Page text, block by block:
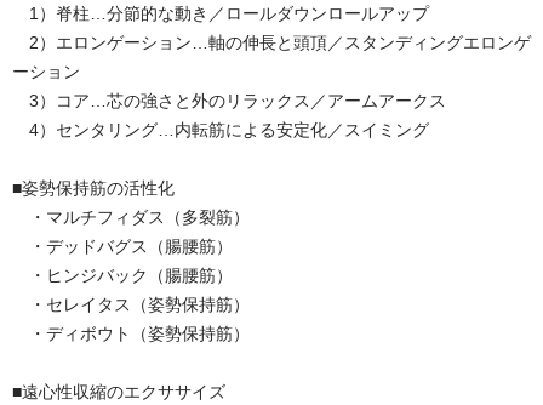
1）脊柱…分節的な動き／ロールダウンロールアップ
2）エロンゲーション…軸の伸長と頭頂／スタンディングエロンゲ
ーション
3）コア…芯の強さと外のリラックス／アームアークス
4）センタリング…内転筋による安定化／スイミング
■姿勢保持筋の活性化
・マルチフィダス（多裂筋）
・デッドバグス（腸腰筋）
・ヒンジバック（腸腰筋）
・セレイタス（姿勢保持筋）
・ディボウト（姿勢保持筋）
■遠心性収縮のエクササイズ